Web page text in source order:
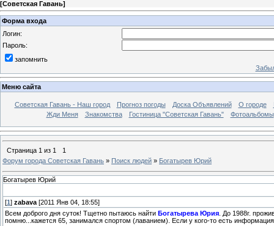
[Советская Гавань]
Форма входа
Логин:
Пароль:
запомнить
Меню сайта
Советская Гавань - Наш город Прогноз погоды Доска Объявлений О городе
Жди Меня
Знакомства Гостиница "Советская Гавань" Фотоальбомы
Страница 1 из 1
1
Форум города Советская Гавань » Поиск людей » Богатырев Юрий
Богатырев Юрий
[1 ] zabava [2011 Янв 04, 18:55]
Всем доброго дня суток! Тщетно пытаюсь найти Богатырева Юрия . До 1988г.
помню...кажется 65, занимался спортом (лаванием). Если у кого-то есть